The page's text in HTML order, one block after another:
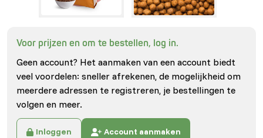
Voor prijzen en om te bestellen, log in.
Geen account? Het aanmaken van een account biedt
veel voordelen: sneller afrekenen, de mogelijkheid om
meerdere adressen te registreren, je bestellingen te
volgen en meer.
Inloggen Account aanmaken